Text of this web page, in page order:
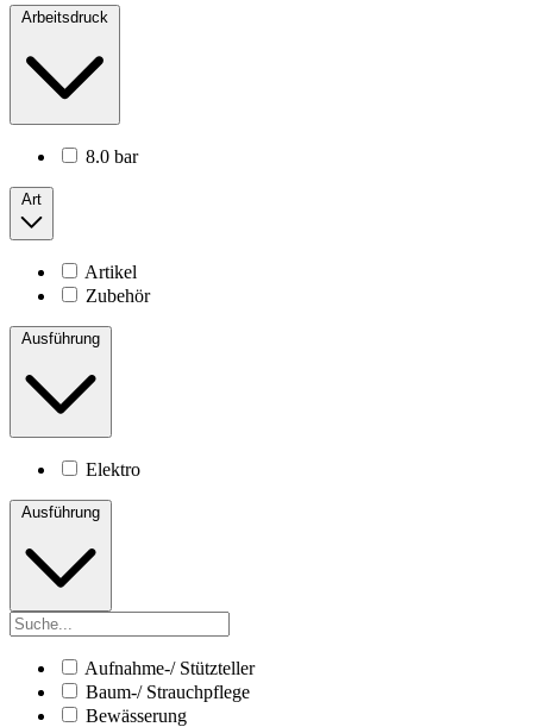
Arbeitsdruck
8.0 bar
Art
Artikel
Zubehör
Ausführung
Elektro
Ausführung
Aufnahme-/ Stützteller
Baum-/ Strauchpflege
Bewässerung